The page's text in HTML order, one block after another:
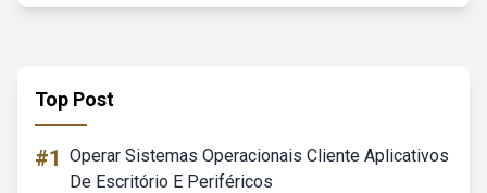
Top Post
#1 Operar Sistemas Operacionais Cliente Aplicativos
De Escritório E Periféricos